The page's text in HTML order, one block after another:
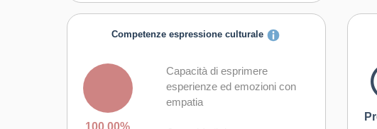
autonoma
Capacità di lavorare con gli altri
Capacità di comunicare
costruttivamente in ambienti
Competenze espressione culturale
Capacità di esprimere
esperienze ed emozioni con
empatia